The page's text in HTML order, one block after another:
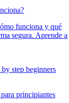
funciona y qué
segura. Aprende a
principiantes